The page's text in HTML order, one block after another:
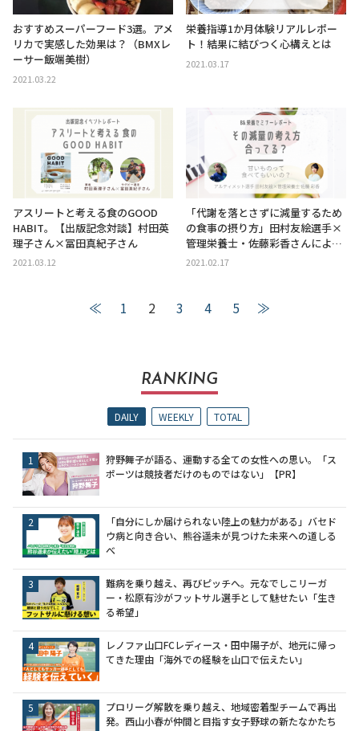
おすすめスーパーフード3選。アメ
リカで実感した効果は？（BMXレ
ーサー飯端美樹）
2021.03.22
栄養指導1か月体験リアルレポー
ト！結果に結びつく心構えとは
2021.03.17
アスリートと考える食のGOOD
HABIT。【出版記念対談】村田英
理子さん×冨田真紀子さん
2021.03.12
「代謝を落とさずに減量するため
の食事の摂り方」田村友絵選手×
管理栄養士・佐藤彩香さんによ…
2021.02.17
≪ 1 2 3 4 5 ≫
RANKING
DAILY WEEKLY TOTAL
狩野舞子が語る、運動する全ての女性への思い。「ス
ポーツは競技者だけのものではない」【PR】
「自分にしか届けられない陸上の魅力がある」バセド
ウ病と向き合い、熊谷遥未が見つけた未来への道しる
べ
難病を乗り越え、再びピッチへ。元なでしこリーガ
ー・松原有沙がフットサル選手として魅せたい「生き
る希望」
レノファ山口FCレディース・田中陽子が、地元に帰っ
てきた理由「海外での経験を山口で伝えたい」
プロリーグ解散を乗り越え、地域密着型チームで再出
発。西山小春が仲間と目指す女子野球の新たなかたち